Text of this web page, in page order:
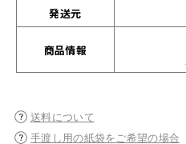
発送元
商品情報
送料について
手渡し用の紙袋をご希望の場合